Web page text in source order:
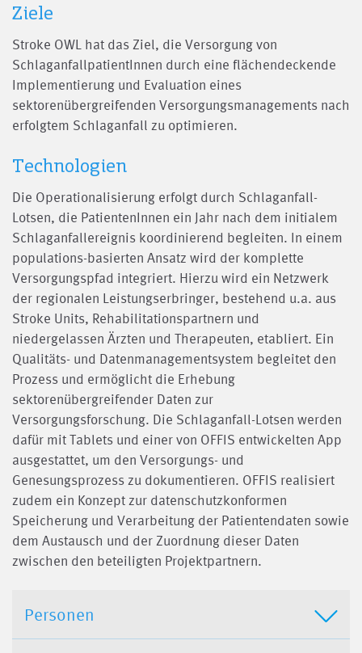
Ziele
Stroke OWL hat das Ziel, die Versorgung von
SchlaganfallpatientInnen durch eine flächendeckende
Implementierung und Evaluation eines
sektorenübergreifenden Versorgungsmanagements nach
erfolgtem Schlaganfall zu optimieren.
Technologien
Die Operationalisierung erfolgt durch Schlaganfall-
Lotsen, die PatientenInnen ein Jahr nach dem initialem
Schlaganfallereignis koordinierend begleiten. In einem
populations-basierten Ansatz wird der komplette
Versorgungspfad integriert. Hierzu wird ein Netzwerk
der regionalen Leistungserbringer, bestehend u.a. aus
Stroke Units, Rehabilitationspartnern und
niedergelassen Ärzten und Therapeuten, etabliert. Ein
Qualitäts- und Datenmanagementsystem begleitet den
Prozess und ermöglicht die Erhebung
sektorenübergreifender Daten zur
Versorgungsforschung. Die Schlaganfall-Lotsen werden
dafür mit Tablets und einer von OFFIS entwickelten App
ausgestattet, um den Versorgungs- und
Genesungsprozess zu dokumentieren. OFFIS realisiert
zudem ein Konzept zur datenschutzkonformen
Speicherung und Verarbeitung der Patientendaten sowie
dem Austausch und der Zuordnung dieser Daten
zwischen den beteiligten Projektpartnern.
Personen